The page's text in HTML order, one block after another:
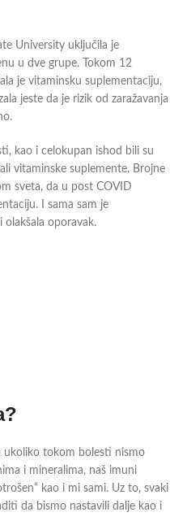
University uključila je
u dve grupe. Tokom 12
je vitaminsku suplementaciju,
jeste da je rizik od zaražavanja
kao i celokupan ishod bili su
vitaminske suplemente. Brojne
sveta, da u post COVID
I sama sam je
olakšala oporavak.
ukoliko tokom bolesti nismo
i mineralima, naš imuni
kao i mi sami. Uz to, svaki
da bismo nastavili dalje kao i